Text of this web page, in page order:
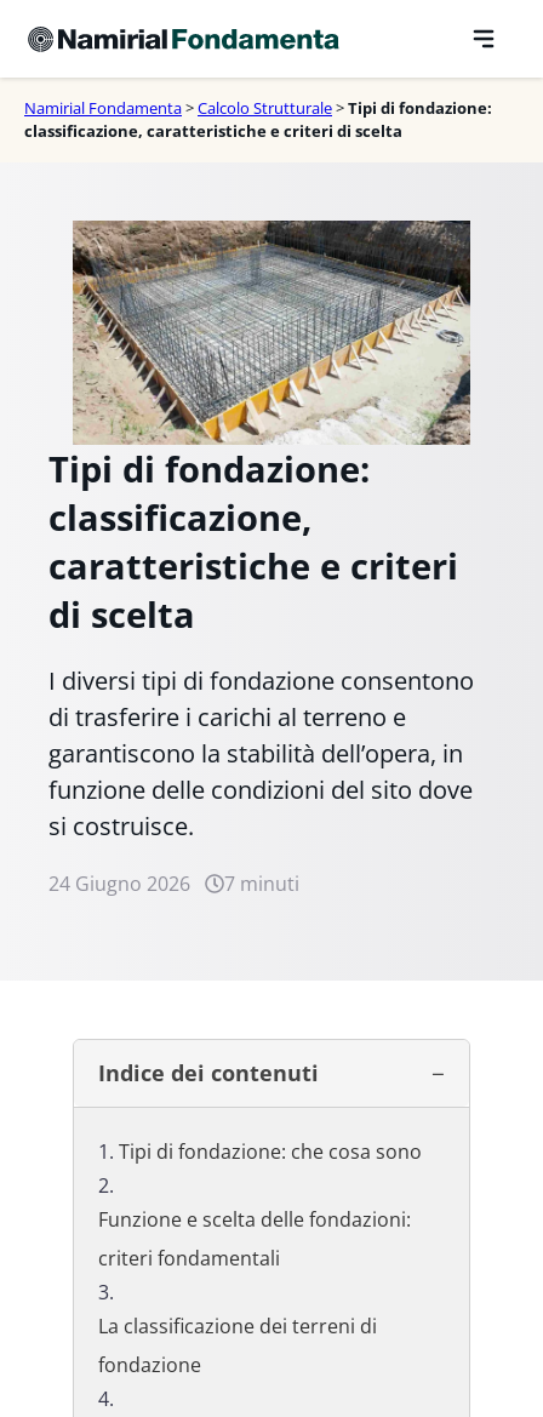
contenuto
Namirial Fondamenta>Calcolo Strutturale>Tipi di fondazione:
classificazione, caratteristiche e criteri di scelta
Tipi di fondazione:
classificazione,
caratteristiche e criteri
di scelta
I diversi tipi di fondazione consentono
di trasferire i carichi al terreno e
garantiscono la stabilità dell’opera, in
funzione delle condizioni del sito dove
si costruisce.
24 Giugno 2026 7 minuti
Indice dei contenuti
Tipi di fondazione: che cosa sono
Funzione e scelta delle fondazioni:
criteri fondamentali
La classificazione dei terreni di
fondazione